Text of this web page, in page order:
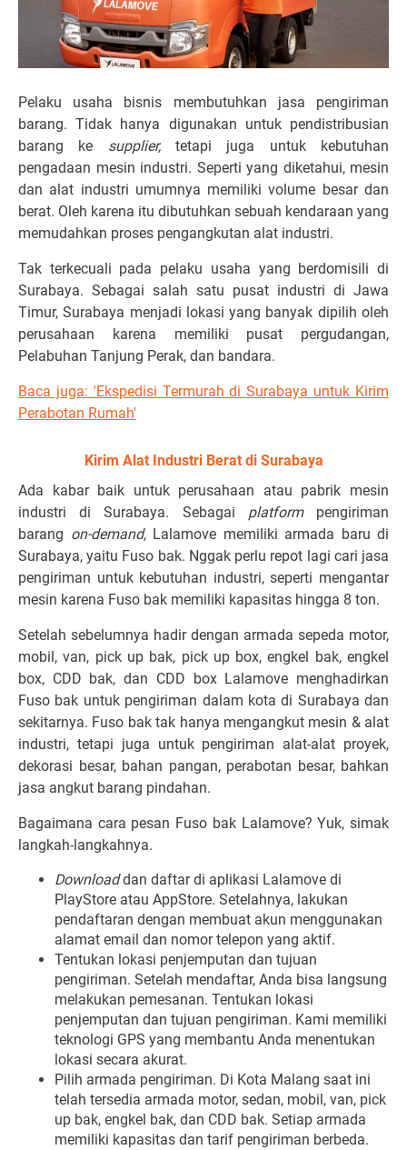
Pelaku usaha bisnis membutuhkan jasa pengiriman
barang. Tidak hanya digunakan untuk pendistribusian
barang ke supplier,tetapi juga untuk kebutuhan
pengadaan mesin industri. Seperti yang diketahui, mesin
dan alat industri umumnya memiliki volume besar dan
berat. Oleh karena itu dibutuhkan sebuah kendaraan yang
memudahkan proses pengangkutan alat industri.
Tak terkecuali pada pelaku usaha yang berdomisili di
Surabaya. Sebagai salah satu pusat industri di Jawa
Timur, Surabaya menjadi lokasi yang banyak dipilih oleh
perusahaan karena memiliki pusat pergudangan,
Pelabuhan Tanjung Perak, dan bandara.
Baca juga: 'Ekspedisi Termurah di Surabaya untuk Kirim
Perabotan Rumah'
Kirim Alat Industri Berat di Surabaya
Ada kabar baik untuk perusahaan atau pabrik mesin
industri di Surabaya. Sebagai platform pengiriman
barang on-demand, Lalamove memiliki armada baru di
Surabaya, yaitu Fuso bak. Nggak perlu repot lagi cari jasa
pengiriman untuk kebutuhan industri, seperti mengantar
mesin karena Fuso bak memiliki kapasitas hingga 8 ton.
Setelah sebelumnya hadir dengan armada sepeda motor,
mobil, van, pick up bak, pick up box, engkel bak, engkel
box, CDD bak, dan CDD box Lalamove menghadirkan
Fuso bak untuk pengiriman dalam kota di Surabaya dan
sekitarnya. Fuso bak tak hanya mengangkut mesin & alat
industri, tetapi juga untuk pengiriman alat-alat proyek,
dekorasi besar, bahan pangan, perabotan besar, bahkan
jasa angkut barang pindahan.
Bagaimana cara pesan Fuso bak Lalamove? Yuk, simak
langkah-langkahnya.
Downloaddan daftar di aplikasi Lalamove di
PlayStore atau AppStore. Setelahnya, lakukan
pendaftaran dengan membuat akun menggunakan
alamat email dan nomor telepon yang aktif.
Tentukan lokasi penjemputan dan tujuan
pengiriman. Setelah mendaftar, Anda bisa langsung
melakukan pemesanan. Tentukan lokasi
penjemputan dan tujuan pengiriman. Kami memiliki
teknologi GPS yang membantu Anda menentukan
lokasi secara akurat.
Pilih armada pengiriman. Di Kota Malang saat ini
telah tersedia armada motor, sedan, mobil, van, pick
up bak, engkel bak, dan CDD bak. Setiap armada
memiliki kapasitas dan tarif pengiriman berbeda.